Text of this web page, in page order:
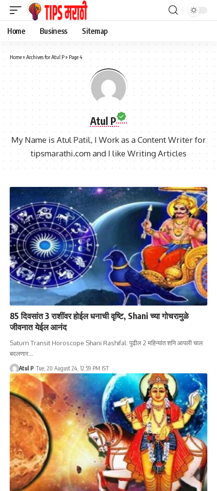
Home Business Sitemap
Home» Archives for Atul P» Page 4
Atul P
My Name is Atul Patil, I Work as a Content Writer for
tipsmarathi.com and I like Writing Articles
85 दिवसांत 3 राशींवर होईल धनाची वृष्टि, Shani च्या गोचरामुळे
जीवनात येईल आनंद
Saturn Transit Horoscope Shani Rashifal: पुढील 2 महिन्यांत शनि आपली चाल
बदलणार…
Atul P Tue, 20 August 24, 12:59 PM IST